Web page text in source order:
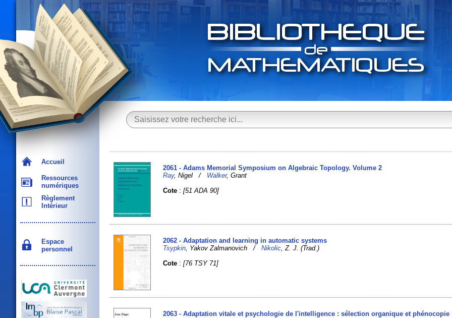
Accueil
Ressources
numériques
Règlement
Intérieur
Espace
personnel
2061 - Adams Memorial Symposium on Algebraic Topology. Volume 2
Ray, Nigel / Walker, Grant
Cote :[51 ADA 90]
2062 - Adaptation and learning in automatic systems
Tsypkin, Yakov Zalmanovich /Nikolic, Z. J. (Trad.)
Cote :[76 TSY 71]
2063 - Adaptation vitale et psychologie de l'intelligence : sélection organique et phénocopie